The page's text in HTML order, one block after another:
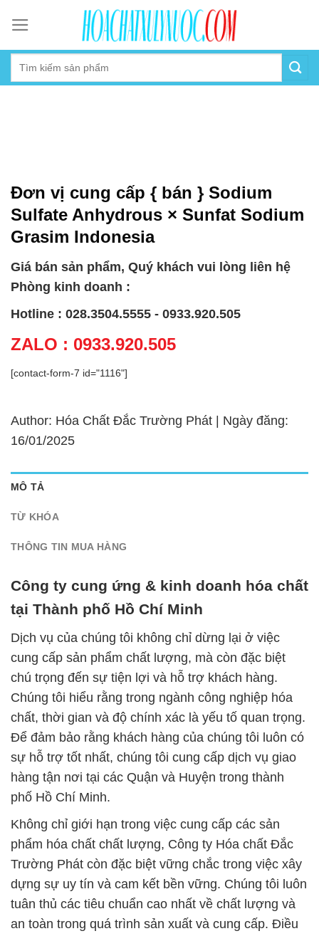
content
Đơn vị cung cấp { bán } Sodium
Sulfate Anhydrous × Sunfat Sodium
Grasim Indonesia
Giá bán sản phẩm, Quý khách vui lòng liên hệ
Phòng kinh doanh :
Hotline : 028.3504.5555 - 0933.920.505
ZALO : 0933.920.505
[contact-form-7 id="1116"]
Author: Hóa Chất Đắc Trường Phát | Ngày đăng:
16/01/2025
MÔ TẢ
TỪ KHÓA
THÔNG TIN MUA HÀNG
Công ty cung ứng & kinh doanh hóa chất
tại Thành phố Hồ Chí Minh
Dịch vụ của chúng tôi không chỉ dừng lại ở việc
cung cấp sản phẩm chất lượng, mà còn đặc biệt
chú trọng đến sự tiện lợi và hỗ trợ khách hàng.
Chúng tôi hiểu rằng trong ngành công nghiệp hóa
chất, thời gian và độ chính xác là yếu tố quan trọng.
Để đảm bảo rằng khách hàng của chúng tôi luôn có
sự hỗ trợ tốt nhất, chúng tôi cung cấp dịch vụ giao
hàng tận nơi tại các Quận và Huyện trong thành
phố Hồ Chí Minh.
Không chỉ giới hạn trong việc cung cấp các sản
phẩm hóa chất chất lượng, Công ty Hóa chất Đắc
Trường Phát còn đặc biệt vững chắc trong việc xây
dựng sự uy tín và cam kết bền vững. Chúng tôi luôn
tuân thủ các tiêu chuẩn cao nhất về chất lượng và
an toàn trong quá trình sản xuất và cung cấp. Điều